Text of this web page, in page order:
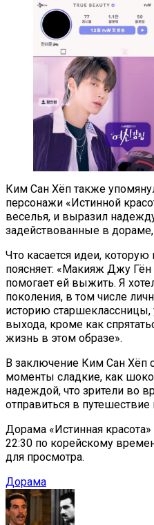
Ким Сан Хёп также
персонажи «Истинной
веселья, и выразил
задействованные в
Что касается идеи,
поясняет: «Макияж Джу Гён
помогает ей выжить. Я
поколения, в том числе
историю старшеклассницы,
выхода, кроме как
жизнь в этом образе».
В заключение Ким Сан Хёп
моменты сладкие, как
надеждой, что зрители во
отправиться в
Дорама «Истинная
22:30 по корейскому
для просмотра.
Дорама